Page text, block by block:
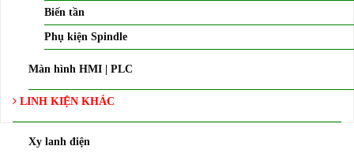
Biến tần
Phụ kiện Spindle
Màn hình HMI | PLC
LINH KIỆN KHÁC
Xy lanh điện